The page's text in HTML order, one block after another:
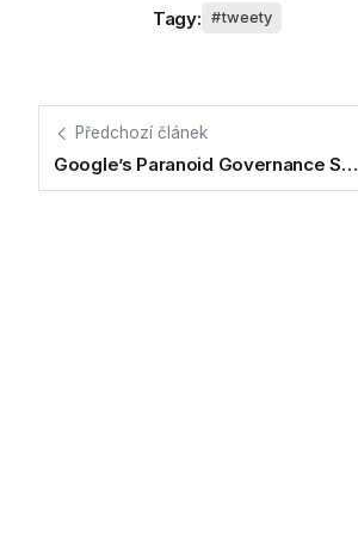
Tagy: tweety
Předchozí článek
Google’s Paranoid Governance S…